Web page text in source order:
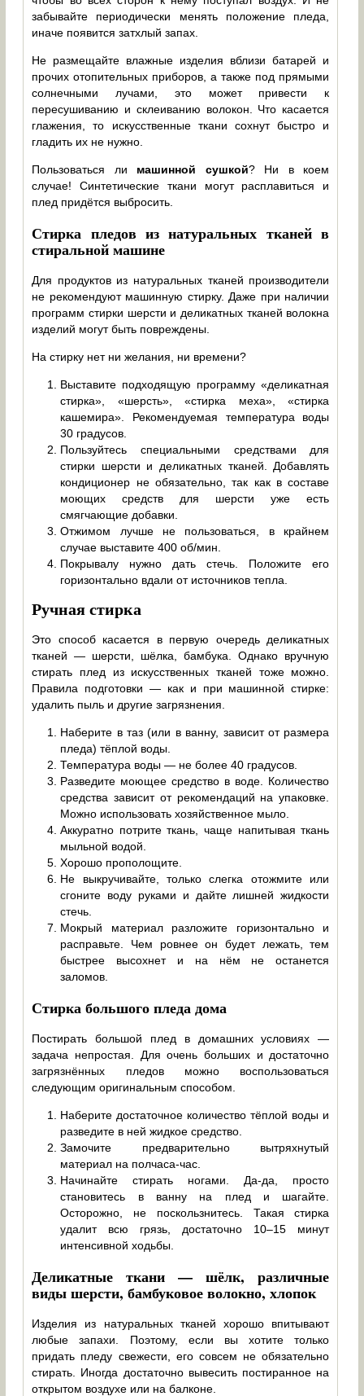
забывайте периодически менять положение пледа,
иначе появится затхлый запах.
Не размещайте влажные изделия вблизи батарей и
прочих отопительных приборов, а также под прямыми
солнечными лучами, это может привести к
пересушиванию и склеиванию волокон. Что касается
глажения, то искусственные ткани сохнут быстро и
гладить их не нужно.
Пользоваться ли машинной сушкой? Ни в коем
случае! Синтетические ткани могут расплавиться и
плед придётся выбросить.
Стирка пледов из натуральных тканей в
стиральной машине
Для продуктов из натуральных тканей производители
не рекомендуют машинную стирку. Даже при наличии
программ стирки шерсти и деликатных тканей волокна
изделий могут быть повреждены.
На стирку нет ни желания, ни времени?
Выставите подходящую программу «деликатная
стирка», «шерсть», «стирка меха», «стирка
кашемира». Рекомендуемая температура воды
30 градусов.
Пользуйтесь специальными средствами для
стирки шерсти и деликатных тканей. Добавлять
кондиционер не обязательно, так как в составе
моющих средств для шерсти уже есть
смягчающие добавки.
Отжимом лучше не пользоваться, в крайнем
случае выставите 400 об/мин.
Покрывалу нужно дать стечь. Положите его
горизонтально вдали от источников тепла.
Ручная стирка
Это способ касается в первую очередь деликатных
тканей — шерсти, шёлка, бамбука. Однако вручную
стирать плед из искусственных тканей тоже можно.
Правила подготовки — как и при машинной стирке:
удалить пыль и другие загрязнения.
Наберите в таз (или в ванну, зависит от размера
пледа) тёплой воды.
Температура воды — не более 40 градусов.
Разведите моющее средство в воде. Количество
средства зависит от рекомендаций на упаковке.
Можно использовать хозяйственное мыло.
Аккуратно потрите ткань, чаще напитывая ткань
мыльной водой.
Хорошо прополощите.
Не выкручивайте, только слегка отожмите или
сгоните воду руками и дайте лишней жидкости
стечь.
Мокрый материал разложите горизонтально и
расправьте. Чем ровнее он будет лежать, тем
быстрее высохнет и на нём не останется
заломов.
Стирка большого пледа дома
Постирать большой плед в домашних условиях —
задача непростая. Для очень больших и достаточно
загрязнённых пледов можно воспользоваться
следующим оригинальным способом.
Наберите достаточное количество тёплой воды и
разведите в ней жидкое средство.
Замочите предварительно вытряхнутый
материал на полчаса-час.
Начинайте стирать ногами. Да-да, просто
становитесь в ванну на плед и шагайте.
Осторожно, не поскользнитесь. Такая стирка
удалит всю грязь, достаточно 10–15 минут
интенсивной ходьбы.
Деликатные ткани — шёлк, различные
виды шерсти, бамбуковое волокно, хлопок
Изделия из натуральных тканей хорошо впитывают
любые запахи. Поэтому, если вы хотите только
придать пледу свежести, его совсем не обязательно
стирать. Иногда достаточно вывесить постиранное на
открытом воздухе или на балконе.